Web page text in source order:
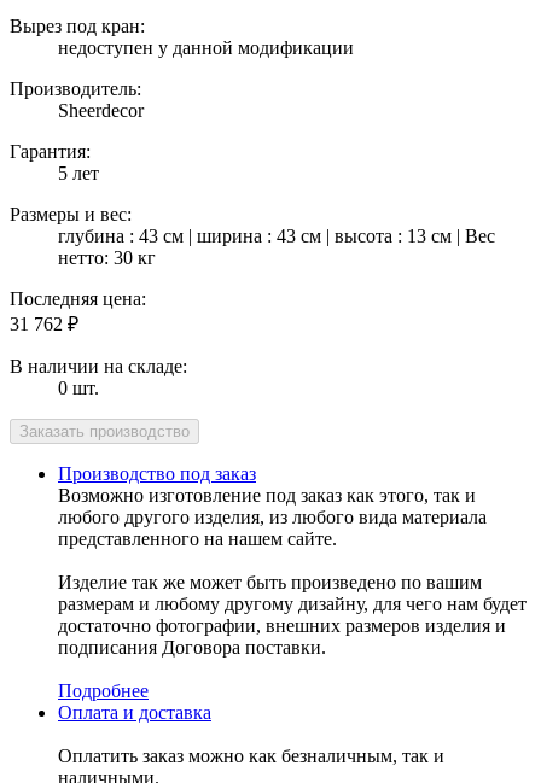
Вырез под кран:
недоступен у данной модификации
Производитель:
Sheerdecor
Гарантия:
5 лет
Размеры и вес:
глубина : 43 см | ширина : 43 см | высота : 13 см | Вес
нетто: 30 кг
Последняя цена:
31 762 ₽
В наличии на складе:
0 шт.
Производство под заказ
Возможно изготовление под заказ как этого, так и
любого другого изделия, из любого вида материала
представленного на нашем сайте.
Изделие так же может быть произведено по вашим
размерам и любому другому дизайну, для чего нам будет
достаточно фотографии, внешних размеров изделия и
подписания Договора поставки.
Подробнее
Оплата и доставка
Оплатить заказ можно как безналичным, так и
наличными.